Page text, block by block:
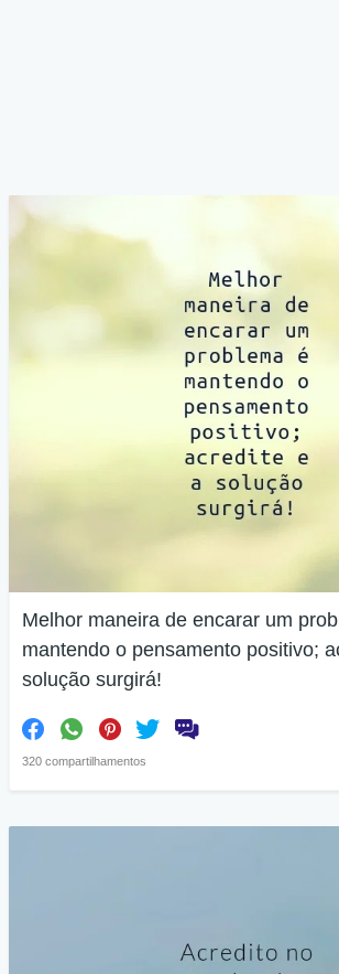
Melhor maneira de encarar um
mantendo o pensamento positivo;
solução surgirá!
320 compartilhamentos